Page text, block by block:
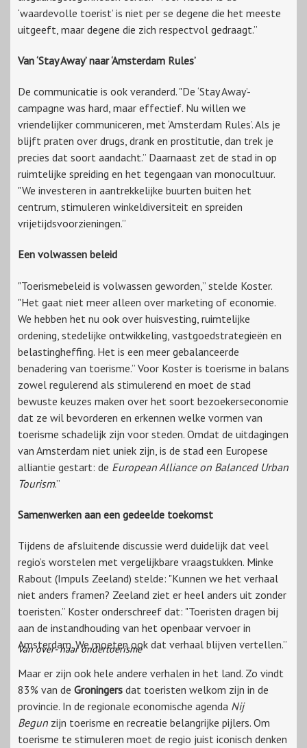
‘waardevolle toerist’ is niet per se degene die het meeste
uitgeeft, maar degene die zich respectvol gedraagt.”
Van ‘Stay Away’ naar ‘Amsterdam Rules’
De communicatie is ook veranderd. "De ‘Stay Away’-
campagne was hard, maar effectief. Nu willen we
vriendelijker communiceren, met ‘Amsterdam Rules’. Als je
blijft praten over drugs, drank en prostitutie, dan trek je
precies dat soort aandacht.” Daarnaast zet de stad in op
ruimtelijke spreiding en het tegengaan van monocultuur.
"We investeren in aantrekkelijke buurten buiten het
centrum, stimuleren winkeldiversiteit en spreiden
vrijetijdsvoorzieningen.”
Een volwassen beleid
"Toerismebeleid is volwassen geworden,” stelde Koster.
"Het gaat niet meer alleen over marketing of economie.
We hebben het nu ook over huisvesting, ruimtelijke
ordening, stedelijke ontwikkeling, vastgoedstrategieën en
belastingheffing. Het is een meer gebalanceerde
benadering van toerisme.” Voor Koster is toerisme in balans
zowel regulerend als stimulerend en moet de stad
bewuste keuzes maken over het soort bezoekerseconomie
dat ze wil bevorderen en erkennen welke vormen van
toerisme schadelijk zijn voor steden. Omdat de uitdagingen
van Amsterdam niet uniek zijn, is de stad een Europese
alliantie gestart: de European Alliance on Balanced Urban
Tourism.”
Samenwerken aan een gedeelde toekomst
Tijdens de afsluitende discussie werd duidelijk dat veel
regio’s worstelen met vergelijkbare vraagstukken. Minke
Rabout (Impuls Zeeland) stelde: "Kunnen we het verhaal
niet anders framen? Zeeland ziet er heel anders uit zonder
toeristen.” Koster onderschreef dat: "Toeristen dragen bij
aan de instandhouding van het openbaar vervoer in
Amsterdam. We moeten ook dat verhaal blijven vertellen.”
Van over- naar ondertoerisme
Maar er zijn ook hele andere verhalen in het land. Zo vindt
83% van de Groningers dat toeristen welkom zijn in de
provincie. In de regionale economische agenda Nij
Begun zijn toerisme en recreatie belangrijke pijlers. Om
toerisme te stimuleren moet de regio juist iconisch denken